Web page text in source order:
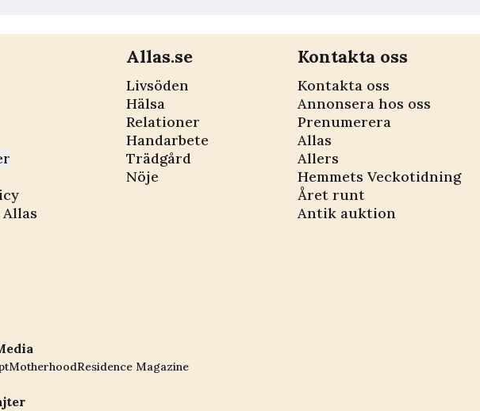
Allas.se
Livsöden
Hälsa
Relationer
Handarbete
Trädgård
Nöje
Kontakta oss
Kontakta oss
Annonsera hos oss
Prenumerera
Allas
Allers
Hemmets Veckotidning
Året runt
Antik auktion
MotherhoodResidence Magazine